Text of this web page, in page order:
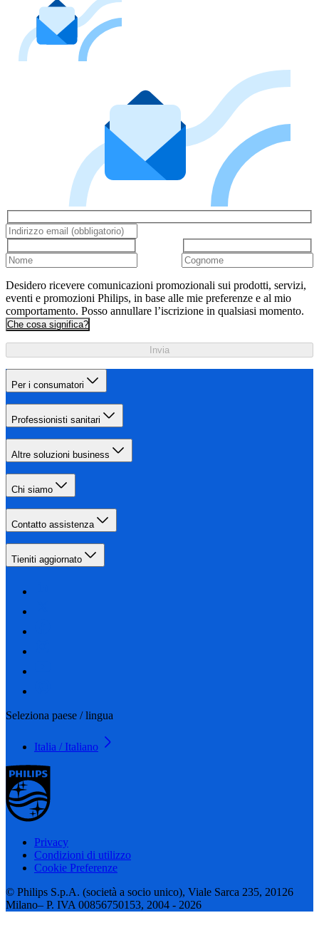
Desidero ricevere comunicazioni promozionali sui prodotti, servizi,
eventi e promozioni Philips, in base alle mie preferenze e al mio
comportamento. Posso annullare l’iscrizione in qualsiasi momento.
Che cosa significa?
Invia
Per i consumatori
Professionisti sanitari
Altre soluzioni business
Chi siamo
Contatto assistenza
Tieniti aggiornato
Seleziona paese / lingua
Italia / Italiano
Privacy
Condizioni di utilizzo
Cookie Preferenze
© Philips S.p.A. (società a socio unico), Viale Sarca 235, 20126
Milano– P. IVA 00856750153, 2004 - 2026